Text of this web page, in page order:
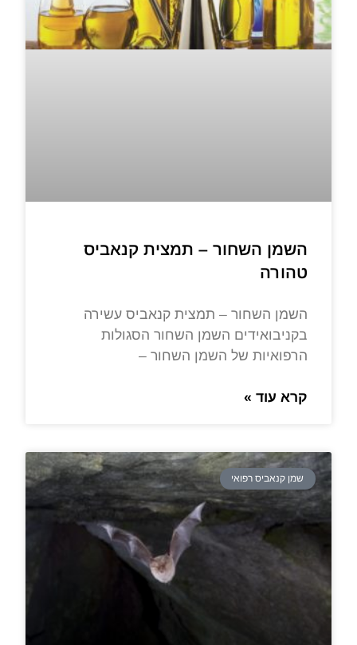
השמן השחור – תמצית קנאביס
טהורה
השמן השחור – תמצית קנאביס עשירה
בקניבואידים השמן השחור הסגולות
הרפואיות של השמן השחור –
קרא עוד »
שמן קנאביס רפואי